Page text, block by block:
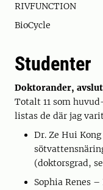
RIVFUNCTION
BioCycle
Studenter
Doktorander,
Totalt 11 som
listas de där jag
Dr. Ze Hui
(doktorsgrad,
Sophia Renes